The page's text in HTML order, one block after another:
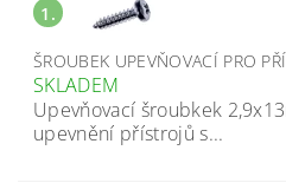
1.
ŠROUBEK UPEVŇOVACÍ PRO
SKLADEM
Upevňovací šroubkek
upevnění přístrojů s...